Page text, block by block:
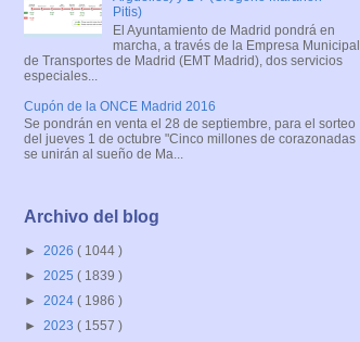
Pitis)
El Ayuntamiento de Madrid pondrá en
marcha, a través de la Empresa Municipal
de Transportes de Madrid (EMT Madrid), dos servicios
especiales...
Cupón de la ONCE Madrid 2016
Se pondrán en venta el 28 de septiembre, para el sorteo
del jueves 1 de octubre "Cinco millones de corazonadas
se unirán al sueño de Ma...
Archivo del blog
► 2026 ( 1044 )
► 2025 ( 1839 )
► 2024 ( 1986 )
► 2023 ( 1557 )